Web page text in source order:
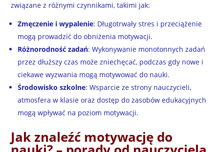
związane z różnymi czynnikami, takimi jak:
Zmęczenie i wypalenie: Długotrwały stres i przeciążenie
mogą prowadzić do obniżenia motywacji.
Różnorodność zadań: Wykonywanie monotonnych zadań
przez dłuższy czas może zniechęcać, podczas gdy nowe i
ciekawe wyzwania mogą motywować do nauki.
Środowisko szkolne: Wsparcie ze strony nauczycieli,
atmosfera w klasie oraz dostęp do zasobów edukacyjnych
mogą wpływać na poziom motywacji.
Jak znaleźć motywację do